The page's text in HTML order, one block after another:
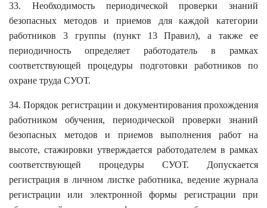
33. Необходимость периодической проверки знаний
безопасных методов и приемов для каждой категории
работников 3 группы (пункт 13 Правил), а также ее
периодичность определяет работодатель в рамках
соответствующей процедуры подготовки работников по
охране труда СУОТ.
34. Порядок регистрации и документирования прохождения
работником обучения, периодической проверки знаний
безопасных методов и приемов выполнения работ на
высоте, стажировки утверждается работодателем в рамках
соответствующей процедуры СУОТ. Допускается
регистрация в личном листке работника, ведение журнала
регистрации или электронной формы регистрации при